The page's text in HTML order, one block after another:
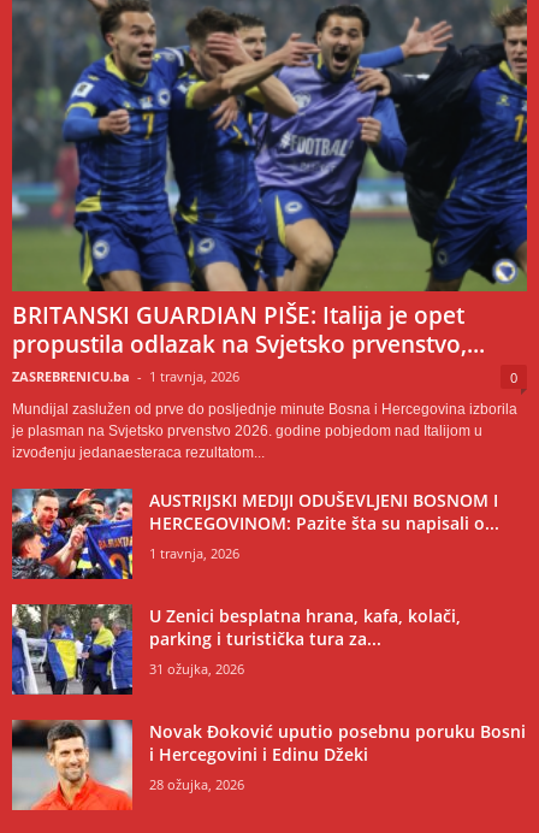
BRITANSKI GUARDIAN PIŠE: Italija je opet
propustila odlazak na Svjetsko prvenstvo,...
ZASREBRENICU.ba - 1 travnja, 2026 0
Mundijal zaslužen od prve do posljednje minute Bosna i Hercegovina izborila
je plasman na Svjetsko prvenstvo 2026. godine pobjedom nad Italijom u
izvođenju jedanaesteraca rezultatom...
AUSTRIJSKI MEDIJI ODUŠEVLJENI BOSNOM I
HERCEGOVINOM: Pazite šta su napisali o...
1 travnja, 2026
U Zenici besplatna hrana, kafa, kolači,
parking i turistička tura za...
31 ožujka, 2026
Novak Đoković uputio posebnu poruku Bosni
i Hercegovini i Edinu Džeki
28 ožujka, 2026